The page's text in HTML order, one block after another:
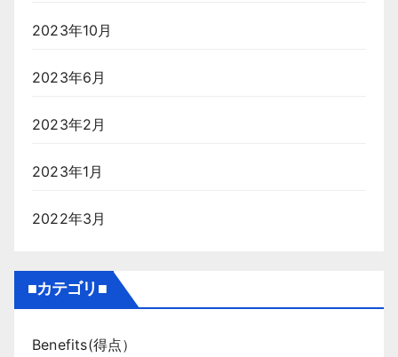
2023年10月
2023年6月
2023年2月
2023年1月
2022年3月
■カテゴリ■
Benefits(得点）